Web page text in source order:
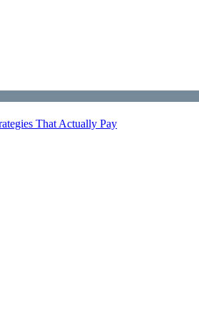
That Actually Pay